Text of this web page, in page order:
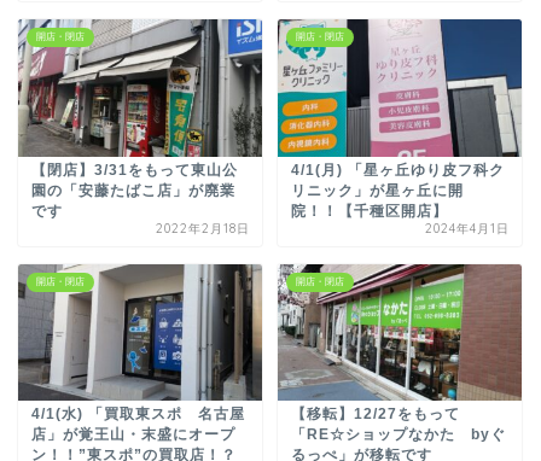
開店・閉店
【閉店】3/31をもって東山公
園の「安藤たばこ店」が廃業
です
2022年2月18日
開店・閉店
4/1(月) 「星ヶ丘ゆり皮フ科ク
リニック」が星ヶ丘に開
院！！【千種区開店】
2024年4月1日
開店・閉店
4/1(水) 「買取東スポ 名古屋
店」が覚王山・末盛にオープ
ン！！”東スポ”の買取店！？
開店・閉店
【移転】12/27をもって
「RE☆ショップなかた byぐ
るっぺ」が移転です